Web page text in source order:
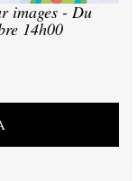
images - Du
14h00